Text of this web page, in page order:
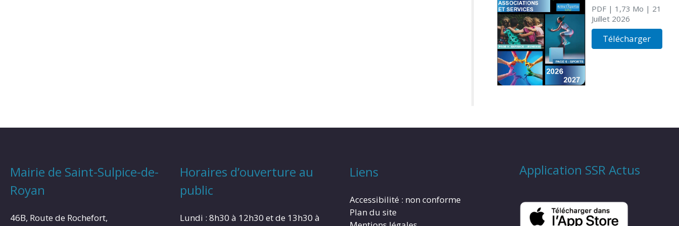
PDF| 1,73 Mo | 21
Juillet 2026
Télécharger
Mairie de Saint-Sulpice-de-
Royan
46B, Route de Rochefort,
Horaires d’ouverture au
public
Lundi : 8h30 à 12h30 et de 13h30 à
Liens
Accessibilité : non conforme
Plan du site
Application SSR Actus